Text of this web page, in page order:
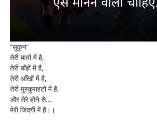
“सुकून”
तेरी बातों में है,
तेरी बाँहों में है,
तेरी आँखों में है,
तेरी मुस्कुराहटों में है,
और तेरे होने से…
मेरी जिंदगी में है।।